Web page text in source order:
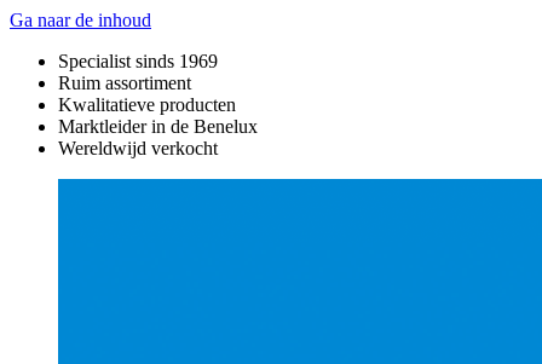
Ga naar de inhoud
Specialist sinds 1969
Ruim assortiment
Kwalitatieve producten
Marktleider in de Benelux
Wereldwijd verkocht